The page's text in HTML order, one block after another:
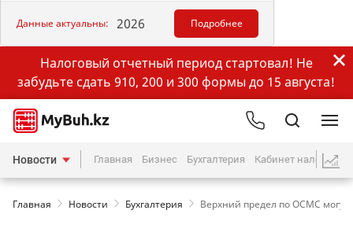
Данные актуальны: 2026 Подробнее
Налоговый отчетный период стартовал! Не
забудьте сдать 910, 200 и 300 формы до 15 августа!
Новости Главная Бизнес Бухгалтерия Кабинет
Главная Новости Бухгалтерия Верхний предел по ОСМС могут